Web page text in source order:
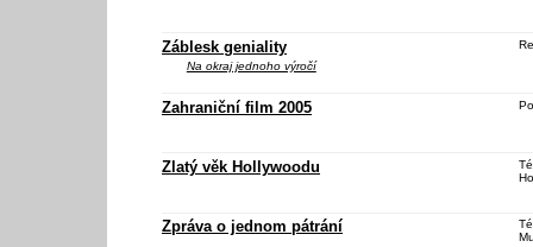
Záblesk geniality
Na okraj jednoho výročí
Zahraniční film 2005
Zlatý věk Hollywoodu
Zpráva o jednom pátrání